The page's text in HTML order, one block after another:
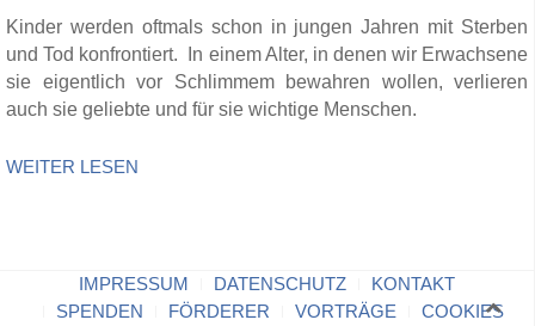
Kinder werden oftmals schon in jungen Jahren mit Sterben
und Tod konfrontiert. In einem Alter, in denen wir Erwachsene
sie eigentlich vor Schlimmem bewahren wollen, verlieren
auch sie geliebte und für sie wichtige Menschen.
WEITER LESEN
IMPRESSUM DATENSCHUTZ
KONTAKT
SPENDEN
FÖRDERER VORTRÄGE COOKIES